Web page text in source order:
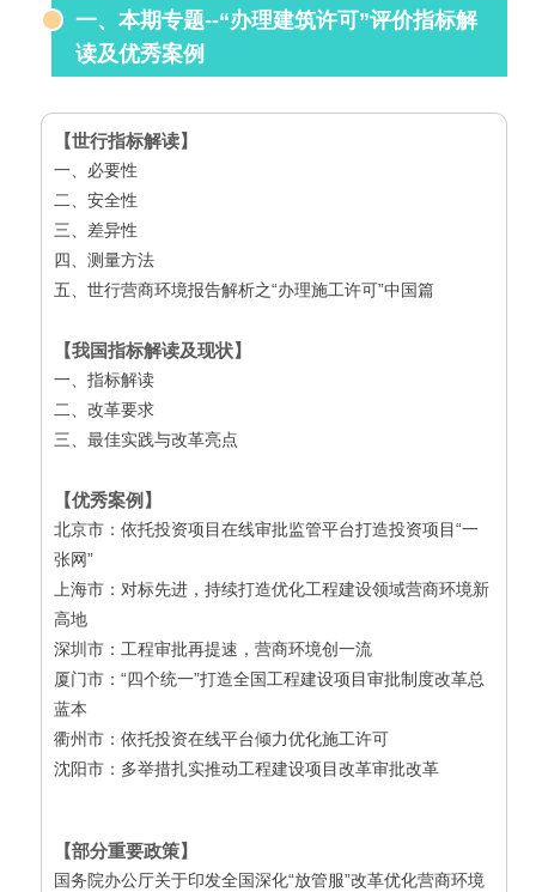
一、本期专题--“办理建筑许可”评价指标解
读及优秀案例
【世行指标解读】
一、必要性
二、 安全性
三、差异性
四、测量方法
五、世行营商环境报告解析之“办理施工许可”中国篇
【我国指标解读及现状】
一、指标解读
二、改革要求
三、 最佳实践与改革亮点
【优秀案例】
北京市：依托投资项目在线审批监管平台打造投资项目“一
张网”
上海市：对标先进，持续打造优化工程建设领域营商环境新
高地
深圳市：工程审批再提速，营商环境创一流
厦门市：“四个统一”打造全国工程建设项目审批制度改革总
蓝本
衢州市：依托投资在线平台倾力优化施工许可
沈阳市：多举措扎实推动工程建设项目改革审批改革
【部分重要政策】
国务院办公厅关于印发全国深化“放管服”改革优化营商环境